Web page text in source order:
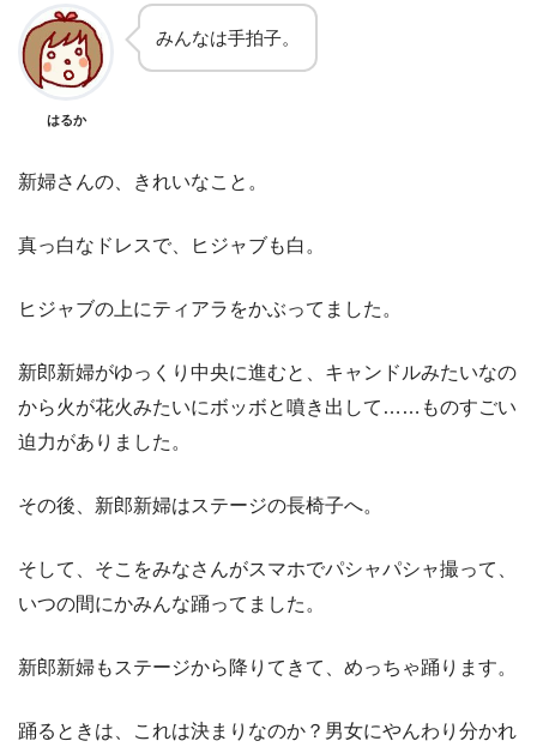
はるか
みんなは手拍子。
新婦さんの、きれいなこと。
真っ白なドレスで、ヒジャブも白。
ヒジャブの上にティアラをかぶってました。
新郎新婦がゆっくり中央に進むと、キャンドルみたいなの
から火が花火みたいにボッボと噴き出して……ものすごい
迫力がありました。
その後、新郎新婦はステージの長椅子へ。
そして、そこをみなさんがスマホでパシャパシャ撮って、
いつの間にかみんな踊ってました。
新郎新婦もステージから降りてきて、めっちゃ踊ります。
踊るときは、これは決まりなのか？男女にやんわり分かれ